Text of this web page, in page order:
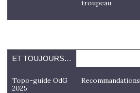
troupeau
ET TOUJOURS…
Topo-guide OdG
2025
Recommandations